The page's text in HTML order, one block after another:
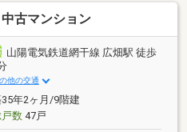
古マンション
山陽電気鉄道網干線 広畑駅 徒歩
他の交通
年2ヶ月/9階建
数47戸